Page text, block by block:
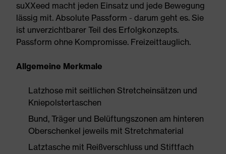
suXXeed macht jeden Einsatz und jede Bewegung
lässig mit. Absolute Passform - darum geht es. Sie
ist unverzichtbarer Teil des Erfolgkonzepts.
Passform ohne Kompromisse. Freizeittauglich.
Allgemeine Merkmale
Latzhose mit seitlichen Stretcheinsätzen und
Kniepolstertaschen
Bund, Träger und Belüftungszonen am hinteren
Oberschenkel jeweils mit Stretchmaterial
Latztasche mit Reißverschluss und Stiftfach